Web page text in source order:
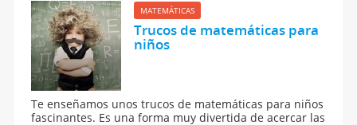
MATEMÁTICAS
Trucos de matemáticas para
niños
Te enseñamos unos trucos de matemáticas para niños
fascinantes. Es una forma muy divertida de acercar las